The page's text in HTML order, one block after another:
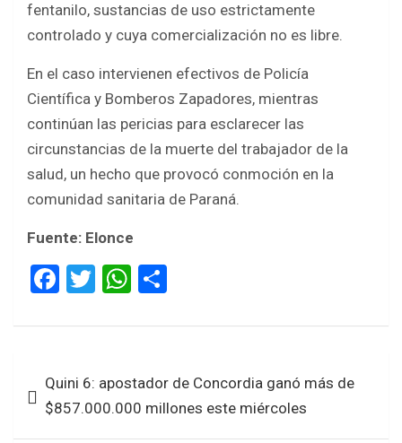
fentanilo, sustancias de uso estrictamente
controlado y cuya comercialización no es libre.
En el caso intervienen efectivos de Policía
Científica y Bomberos Zapadores, mientras
continúan las pericias para esclarecer las
circunstancias de la muerte del trabajador de la
salud, un hecho que provocó conmoción en la
comunidad sanitaria de Paraná.
Fuente: Elonce
F
ce
o
o
T
tt
W
at
A
p
ar
de
entradas
Quini 6: apostador de Concordia ganó más de
$857.000.000 millones este miércoles